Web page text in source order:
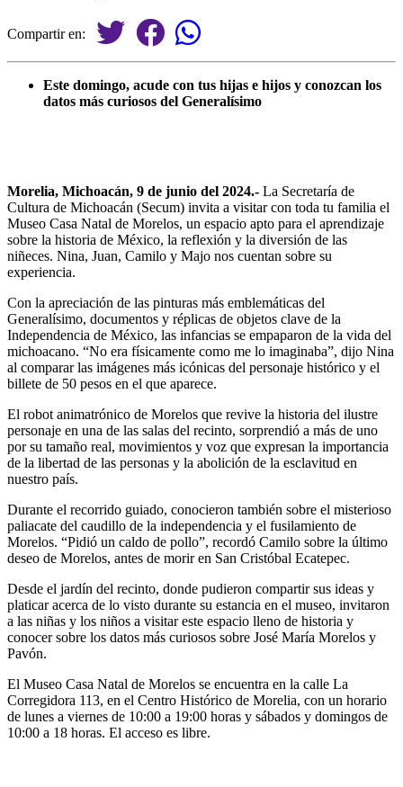
Compartir en:
Este domingo, acude con tus hijas e hijos y conozcan los
datos más curiosos del Generalísimo
Morelia, Michoacán, 9 de junio del 2024.- La Secretaría de
Cultura de Michoacán (Secum) invita a visitar con toda tu familia el
Museo Casa Natal de Morelos, un espacio apto para el aprendizaje
sobre la historia de México, la reflexión y la diversión de las
niñeces. Nina, Juan, Camilo y Majo nos cuentan sobre su
experiencia.
Con la apreciación de las pinturas más emblemáticas del
Generalísimo, documentos y réplicas de objetos clave de la
Independencia de México, las infancias se empaparon de la vida del
michoacano. “No era físicamente como me lo imaginaba”, dijo Nina
al comparar las imágenes más icónicas del personaje histórico y el
billete de 50 pesos en el que aparece.
El robot animatrónico de Morelos que revive la historia del ilustre
personaje en una de las salas del recinto, sorprendió a más de uno
por su tamaño real, movimientos y voz que expresan la importancia
de la libertad de las personas y la abolición de la esclavitud en
nuestro país.
Durante el recorrido guiado, conocieron también sobre el misterioso
paliacate del caudillo de la independencia y el fusilamiento de
Morelos. “Pidió un caldo de pollo”, recordó Camilo sobre la último
deseo de Morelos, antes de morir en San Cristóbal Ecatepec.
Desde el jardín del recinto, donde pudieron compartir sus ideas y
platicar acerca de lo visto durante su estancia en el museo, invitaron
a las niñas y los niños a visitar este espacio lleno de historia y
conocer sobre los datos más curiosos sobre José María Morelos y
Pavón.
El Museo Casa Natal de Morelos se encuentra en la calle La
Corregidora 113, en el Centro Histórico de Morelia, con un horario
de lunes a viernes de 10:00 a 19:00 horas y sábados y domingos de
10:00 a 18 horas. El acceso es libre.